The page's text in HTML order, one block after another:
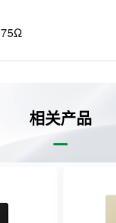
75Ω
相关产品